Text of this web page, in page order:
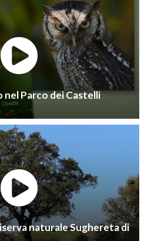
nel Parco dei Castelli
naturale Sughereta di